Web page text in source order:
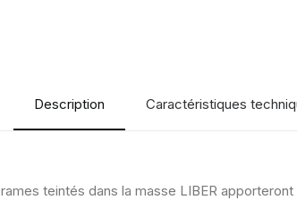
Description Caractéristiques
teintés dans la masse LIBER